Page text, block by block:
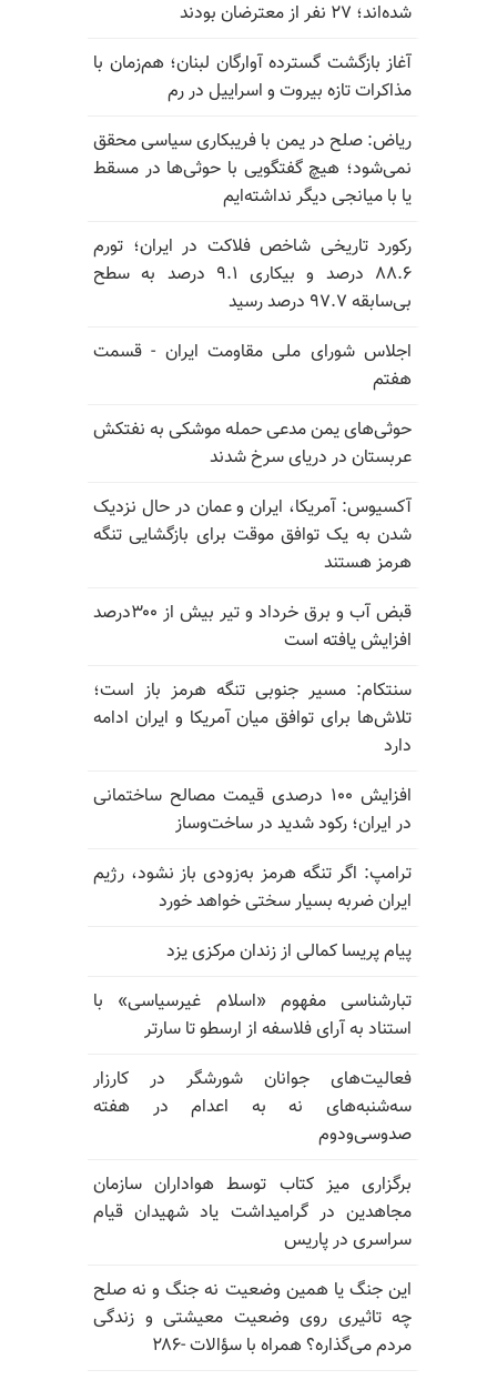
شده‌اند؛ ۲۷ نفر از معترضان بودند
آغاز بازگشت گسترده آوارگان لبنان؛ هم‌زمان با
مذاکرات تازه بیروت و اسراییل در رم
ریاض: صلح در یمن با فریبکاری سیاسی محقق
نمی‌شود؛ هیچ گفتگویی با حوثی‌ها در مسقط
یا با میانجی دیگر نداشته‌ایم
رکورد تاریخی شاخص فلاکت در ایران؛ تورم
۸۸.۶ درصد و بیکاری ۹.۱ درصد به سطح
بی‌سابقه ۹۷.۷ درصد رسید
اجلاس شورای ملی مقاومت ایران - قسمت
هفتم
حوثی‌های یمن مدعی حمله موشکی به نفتکش
عربستان در دریای سرخ شدند
آکسیوس: آمریکا، ایران و عمان در حال نزدیک
شدن به یک توافق موقت برای بازگشایی تنگه
هرمز هستند
قبض آب و برق خرداد و تیر بیش از ۳۰۰درصد
افزایش یافته است
سنتکام: مسیر جنوبی تنگه هرمز باز است؛
تلاش‌ها برای توافق میان آمریکا و ایران ادامه
دارد
افزایش ۱۰۰ درصدی قیمت مصالح ساختمانی
در ایران؛ رکود شدید در ساخت‌وساز
ترامپ: اگر تنگه هرمز به‌زودی باز نشود، رژیم
ایران ضربه بسیار سختی خواهد خورد
پیام پریسا کمالی از زندان مرکزی یزد
تبارشناسی مفهوم «اسلام غیرسیاسی» با
استناد به آرای فلاسفه از ارسطو تا سارتر
فعالیت‌های جوانان شورشگر در کارزار
سه‌شنبه‌های نه به اعدام در هفته
صدوسی‌و‌دوم
برگزاری میز کتاب توسط هواداران سازمان
مجاهدین در گرامیداشت یاد شهیدان قیام
سراسری در پاریس
این جنگ یا همین وضعیت نه جنگ و نه صلح
چه تاثیری روی وضعیت معیشتی و زندگی
مردم می‌گذاره؟ همراه با سؤالات -۲۸۶